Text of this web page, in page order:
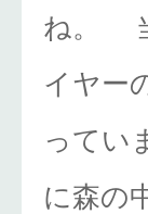
ね。
イヤー
ってい
に森の